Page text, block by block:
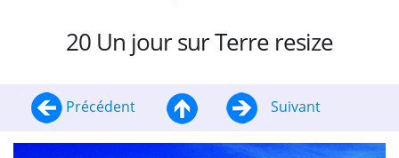
20 Un jour sur Terre resize
Précédent Suivant